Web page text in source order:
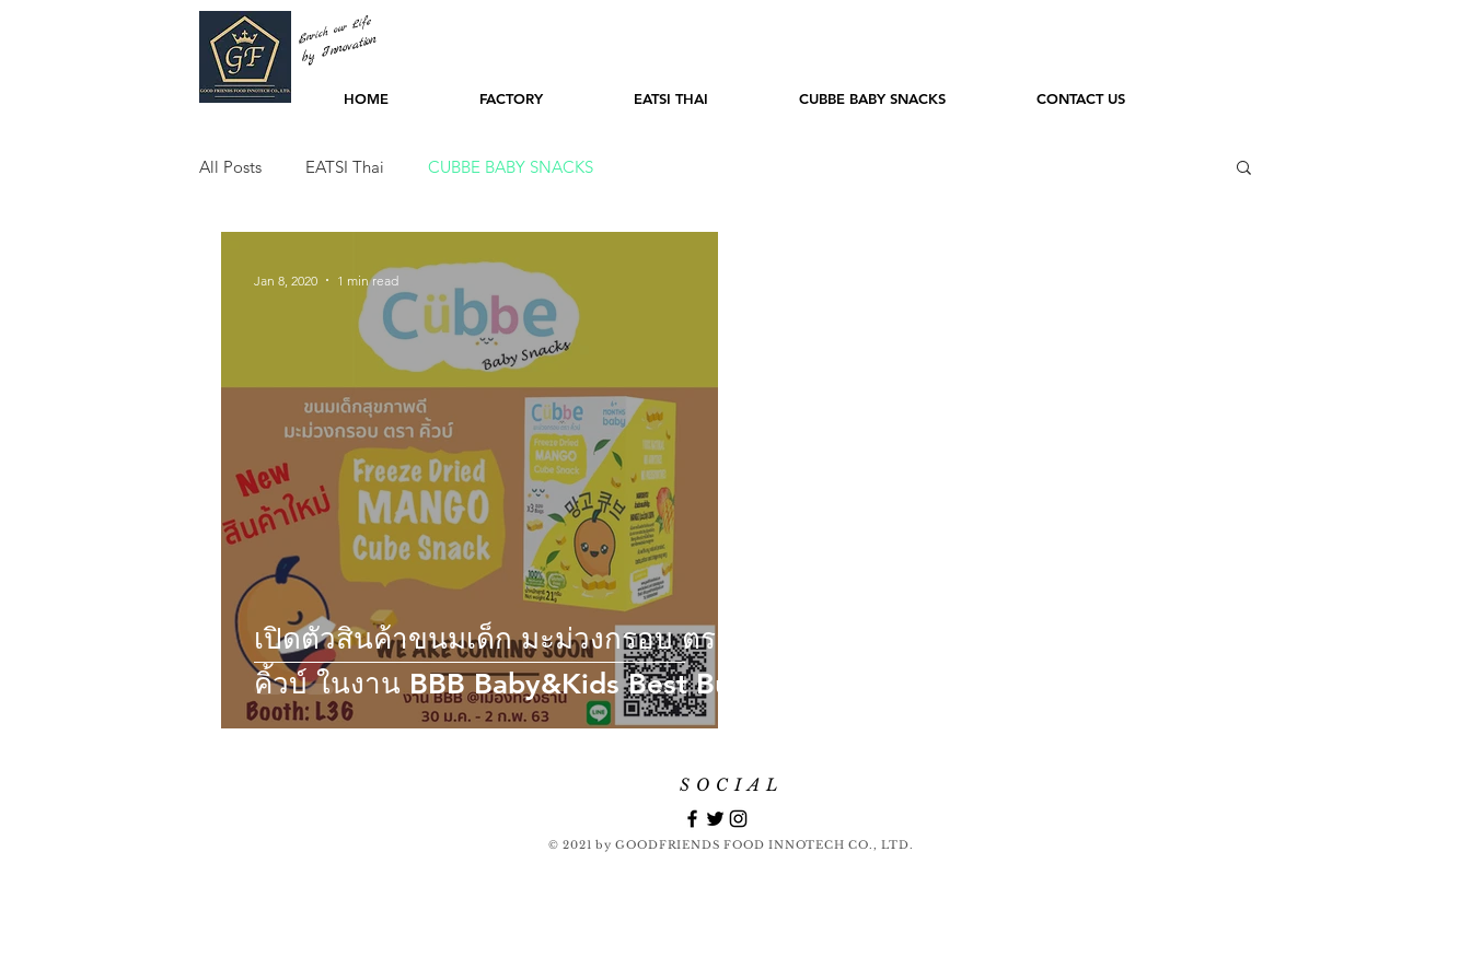
HOME FACTORY EATSI THAI CUBBE BABY SNACKS CONTACT US
Enrich our Life
by Innovation
All Posts EATSI Thai CUBBE BABY SNACKS
เปิดตัวสินค้าขนมเด็ก มะม่วงกรอบ ตรา
คิ้วบ์ ในงาน BBB Baby&Kids Best Buy
Jan 8, 2020 1 min read
SOCIAL
© 2021 by GOODFRIENDS FOOD INNOTECH CO., LTD.